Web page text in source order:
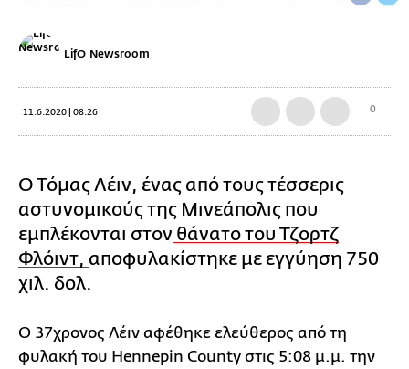
LifO Newsroom
11.6.2020 | 08:26 0
Ο Τόμας Λέιν, ένας από τους τέσσερις
αστυνομικούς της Μινεάπολις που
εμπλέκονται στον θάνατο του Τζορτζ
Φλόιντ, αποφυλακίστηκε με εγγύηση 750
χιλ. δολ.
Ο 37χρονος Λέιν αφέθηκε ελεύθερος από τη
φυλακή του Hennepin County στις 5:08 μ.μ. την